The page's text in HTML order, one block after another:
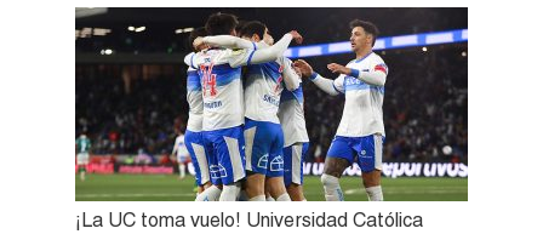
¡La UC toma vuelo! Universidad Católica